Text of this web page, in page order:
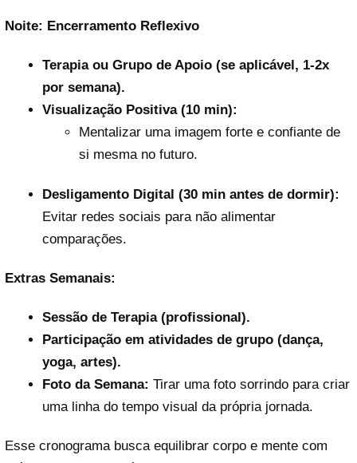
Noite: Encerramento Reflexivo
Terapia ou Grupo de Apoio (se aplicável, 1-2x
por semana).
Visualização Positiva (10 min):
Mentalizar uma imagem forte e confiante de
si mesma no futuro.
Desligamento Digital (30 min antes de dormir):
Evitar redes sociais para não alimentar
comparações.
Extras Semanais:
Sessão de Terapia (profissional).
Participação em atividades de grupo (dança,
yoga, artes).
Foto da Semana: Tirar uma foto sorrindo para criar
uma linha do tempo visual da própria jornada.
Esse cronograma busca equilibrar corpo e mente com